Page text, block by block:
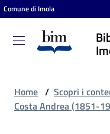
Vai al contenuto
Vai alla navigazione
Vai al footer
Comune di Imola
Biblioteca
comunale
Home / Scopri i
Costa Andrea (1851-